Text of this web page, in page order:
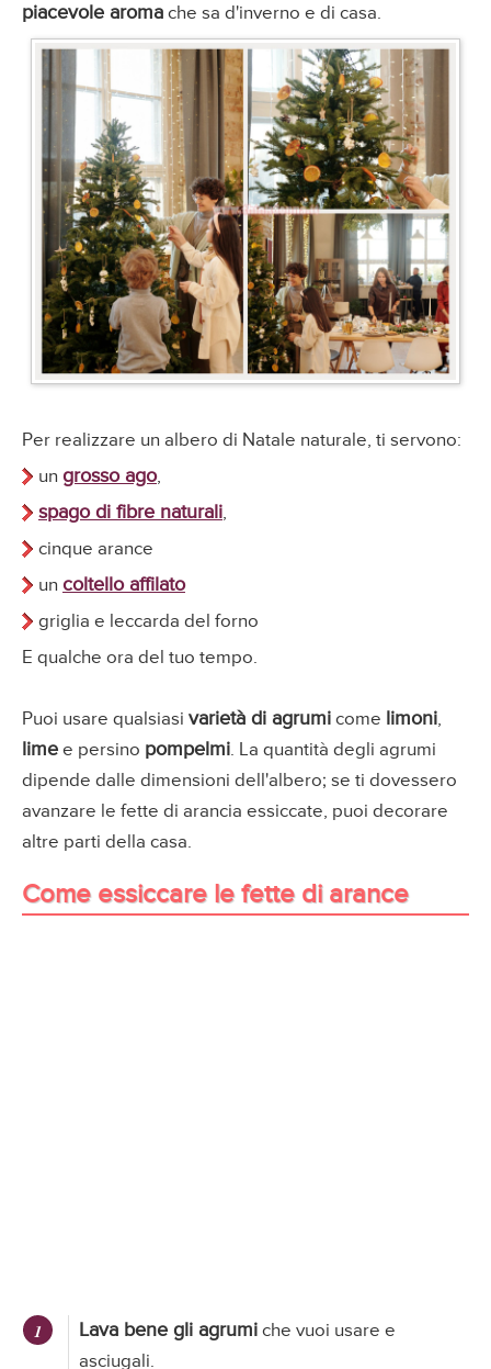
piacevole aroma che sa d'inverno e di casa.
Per realizzare un albero di Natale naturale, ti servono:
un grosso ago,
spago di fibre naturali,
cinque arance
un coltello affilato
griglia e leccarda del forno
E qualche ora del tuo tempo.
Puoi usare qualsiasi varietà di agrumi come limoni,
lime e persino pompelmi. La quantità degli agrumi
dipende dalle dimensioni dell'albero; se ti dovessero
avanzare le fette di arancia essiccate, puoi decorare
altre parti della casa.
Come essiccare le fette di arance
Lava bene gli agrumi che vuoi usare e
asciugali.